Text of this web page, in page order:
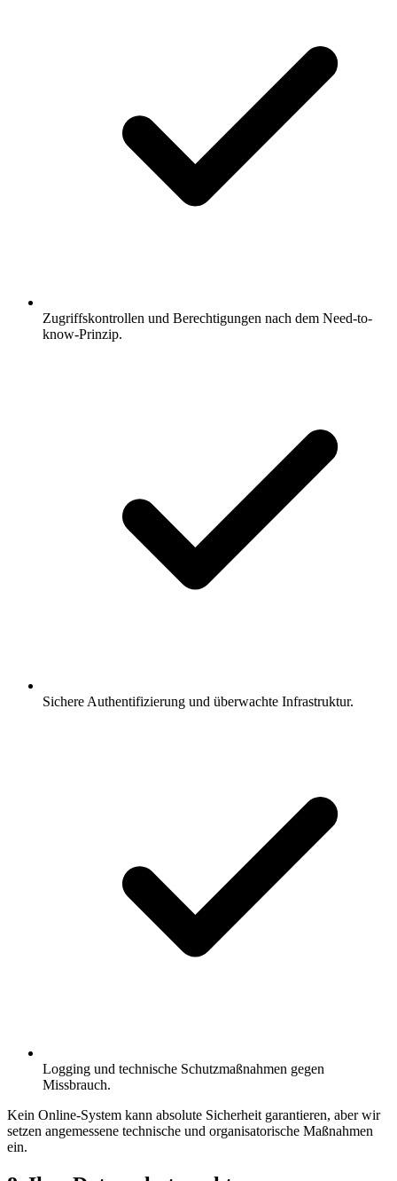
Zugriffskontrollen und Berechtigungen nach dem Need-to-
know-Prinzip.
Sichere Authentifizierung und überwachte Infrastruktur.
Logging und technische Schutzmaßnahmen gegen
Missbrauch.
Kein Online-System kann absolute Sicherheit garantieren, aber wir
setzen angemessene technische und organisatorische Maßnahmen
ein.